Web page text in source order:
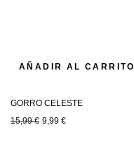
AÑADIR AL CARRITO
GORRO CELESTE
15,99€ 9,99 €